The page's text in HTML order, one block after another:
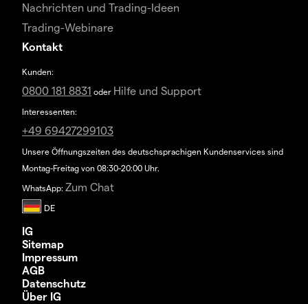
Nachrichten und Trading-Ideen
Trading-Webinare
Kontakt
Kunden:
0800 181 8831 oder Hilfe und Support
Interessenten:
+49 69427299103
Unsere Öffnungszeiten des deutschsprachigen Kundenservices sind
Montag-Freitag von 08:30-20:00 Uhr.
WhatsApp: Zum Chat
IG
Sitemap
Impressum
AGB
Datenschutz
Über IG